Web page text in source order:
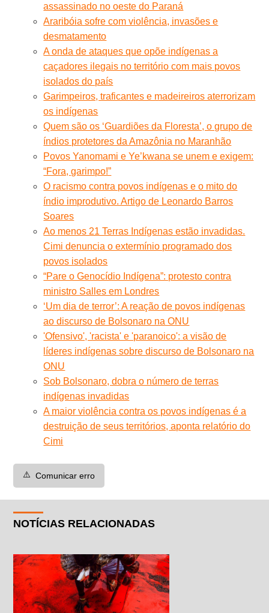
assassinado no oeste do Paraná
Araribóia sofre com violência, invasões e
desmatamento
A onda de ataques que opõe indígenas a
caçadores ilegais no território com mais povos
isolados do país
Garimpeiros, traficantes e madeireiros aterrorizam
os indígenas
Quem são os ‘Guardiões da Floresta’, o grupo de
índios protetores da Amazônia no Maranhão
Povos Yanomami e Ye’kwana se unem e exigem:
“Fora, garimpo!”
O racismo contra povos indígenas e o mito do
índio improdutivo. Artigo de Leonardo Barros
Soares
Ao menos 21 Terras Indígenas estão invadidas.
Cimi denuncia o extermínio programado dos
povos isolados
“Pare o Genocídio Indígena”: protesto contra
ministro Salles em Londres
‘Um dia de terror’: A reação de povos indígenas
ao discurso de Bolsonaro na ONU
'Ofensivo', 'racista' e 'paranoico': a visão de
líderes indígenas sobre discurso de Bolsonaro na
ONU
Sob Bolsonaro, dobra o número de terras
indígenas invadidas
A maior violência contra os povos indígenas é a
destruição de seus territórios, aponta relatório do
Cimi
⚠️ Comunicar erro
NOTÍCIAS RELACIONADAS